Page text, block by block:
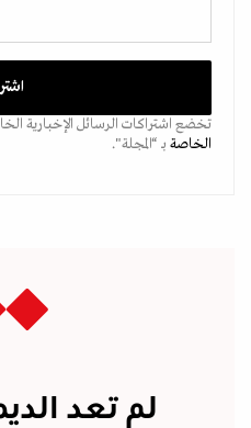
تخضع اشتراكات الرسائل الإخبارية
الخاصة بـ “المجلة".
لم تعد